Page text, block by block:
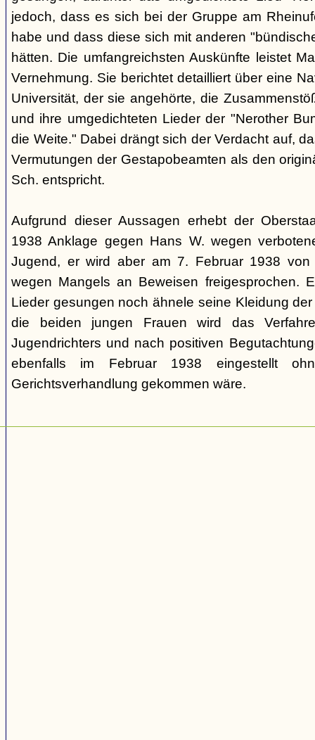
jedoch, dass es sich bei der Gruppe am
habe und dass diese sich mit anderen
hätten. Die umfangreichsten Auskünfte leistet
Vernehmung. Sie berichtet detailliert über eine
Universität, der sie angehörte, die
und ihre umgedichteten Lieder der "Nerother
die Weite." Dabei drängt sich der Verdacht auf,
Vermutungen der Gestapobeamten als den
Sch. entspricht.
Aufgrund dieser Aussagen erhebt der
1938 Anklage gegen Hans W. wegen
Jugend, er wird aber am 7. Februar 1938 von
wegen Mangels an Beweisen freigesprochen.
Lieder gesungen noch ähnele seine Kleidung
die beiden jungen Frauen wird das
Jugendrichters und nach positiven
ebenfalls im Februar 1938 eingestellt
Gerichtsverhandlung gekommen wäre.